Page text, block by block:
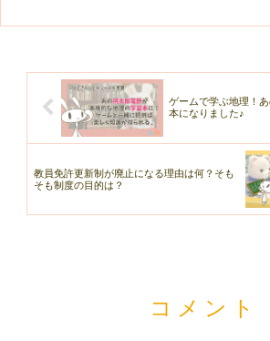
ゲームで学ぶ地理！
本になりました♪
教員免許更新制が廃止になる理由は何？そも
そも制度の目的は？
コメント